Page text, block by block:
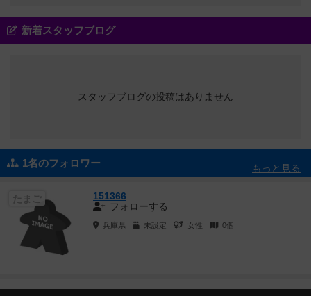
新着スタッフブログ
スタッフブログの投稿はありません
1名のフォロワー もっと見る
151366
フォローする
兵庫県 未設定 女性 0個